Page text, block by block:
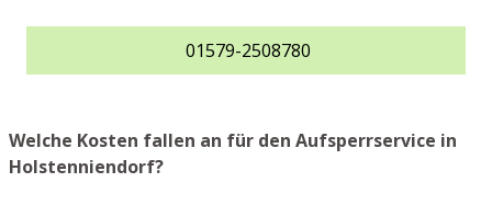
01579-2508780
Welche Kosten fallen an für den Aufsperrservice in
Holstenniendorf?